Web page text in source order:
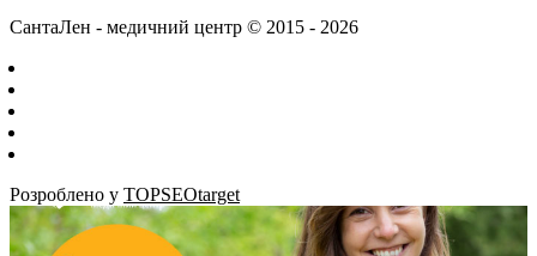
СантаЛен - медичний центр © 2015 - 2026
Розроблено у TOPSEOtarget